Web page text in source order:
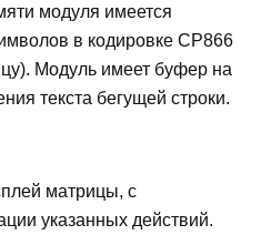
модуля имеется
в кодировке CP866
Модуль имеет буфер на
текста бегущей строки.
матрицы, с
указанных действий.